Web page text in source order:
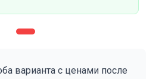
варианта с ценами после